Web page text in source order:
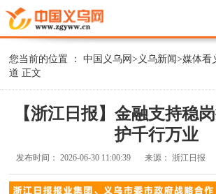
您当前的位置 ：中国义乌网> 义乌新闻>媒体看
道 正文
【浙江日报】金融支持稳
护千行万业
发布时间：2026-06-30 11:00:39 来源：浙江日报